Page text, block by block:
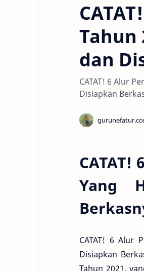
Tahun
dan
CATAT! 6 Alur
Disiapkan
CATAT!
Yang
CATAT! 6 Alur
Disiapkan
Tahun 2021,